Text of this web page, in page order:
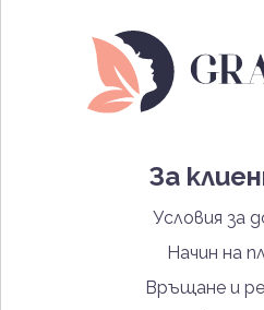
За
Условия за
Начин на
Връщане и